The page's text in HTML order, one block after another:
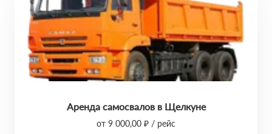
Аренда самосвалов в Щелкуне
от 9 000,00 ₽ / рейс